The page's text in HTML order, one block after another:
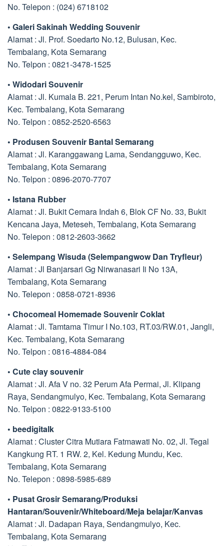
No. Telepon : (024) 6718102
• Galeri Sakinah Wedding Souvenir
Alamat : Jl. Prof. Soedarto No.12, Bulusan, Kec.
Tembalang, Kota Semarang
No. Telpon : 0821-3478-1525
• Widodari Souvenir
Alamat : Jl. Kumala B. 221, Perum Intan No.kel, Sambiroto,
Kec. Tembalang, Kota Semarang
No. Telpon : 0852-2520-6563
• Produsen Souvenir Bantal Semarang
Alamat : Jl. Karanggawang Lama, Sendangguwo, Kec.
Tembalang, Kota Semarang
No. Telpon : 0896-2070-7707
• Istana Rubber
Alamat : Jl. Bukit Cemara Indah 6, Blok CF No. 33, Bukit
Kencana Jaya, Meteseh, Tembalang, Kota Semarang
No. Telepon : 0812-2603-3662
• Selempang Wisuda (Selempangwow Dan Tryfleur)
Alamat : Jl Banjarsari Gg Nirwanasari Ii No 13A,
Tembalang, Kota Semarang
No. Telepon : 0858-0721-8936
• Chocomeal Homemade Souvenir Coklat
Alamat : Jl. Tamtama Timur I No.103, RT.03/RW.01, Jangli,
Kec. Tembalang, Kota Semarang
No. Telpon : 0816-4884-084
• Cute clay souvenir
Alamat : Jl. Afa V no. 32 Perum Afa Permai, Jl. Klipang
Raya, Sendangmulyo, Kec. Tembalang, Kota Semarang
No. Telpon : 0822-9133-5100
• beedigitalk
Alamat : Cluster Citra Mutiara Fatmawati No. 02, Jl. Tegal
Kangkung RT. 1 RW. 2, Kel. Kedung Mundu, Kec.
Tembalang, Kota Semarang
No. Telepon : 0898-5985-689
• Pusat Grosir Semarang/Produksi
Hantaran/Souvenir/Whiteboard/Meja belajar/Kanvas
Alamat : Jl. Dadapan Raya, Sendangmulyo, Kec.
Tembalang, Kota Semarang